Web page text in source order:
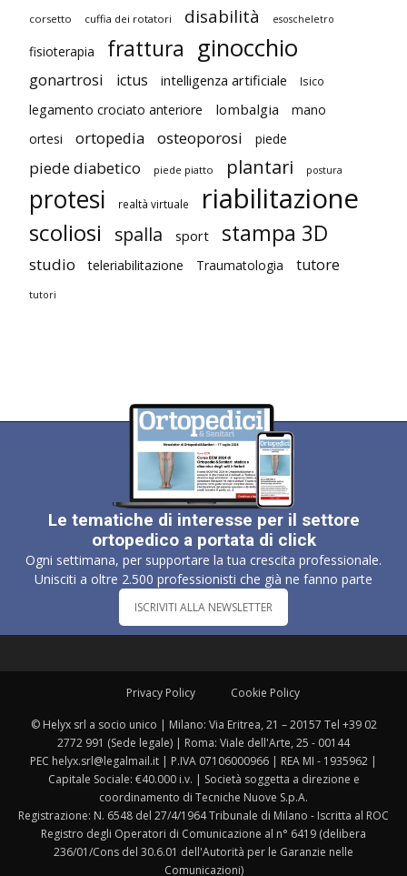
corsetto cuffia dei rotatori disabilità esoscheletro
fisioterapia frattura ginocchio
gonartrosi ictus intelligenza artificiale Isico
legamento crociato anteriore lombalgia
mano
ortesi
ortopedia osteoporosi piede
piede diabetico piede piatto plantari postura
protesi realtà virtuale riabilitazione
scoliosi spalla sport stampa 3D
studio teleriabilitazione Traumatologia tutore
tutori
Le tematiche di interesse per il settore
ortopedico a portata di click
Ogni settimana, per supportare la tua crescita professionale.
Unisciti a oltre 2.500 professionisti che già ne fanno parte
ISCRIVITI ALLA NEWSLETTER
Privacy Policy Cookie Policy
© Helyx srl a socio unico | Milano: Via Eritrea, 21 – 20157 Tel +39 02
2772 991 (Sede legale) | Roma: Viale dell'Arte, 25 - 00144
PEC helyx.srl@legalmail.it | P.IVA 07106000966 | REA MI - 1935962 |
Capitale Sociale: €40.000 i.v. | Società soggetta a direzione e
coordinamento di Tecniche Nuove S.p.A.
Registrazione: N. 6548 del 27/4/1964 Tribunale di Milano - Iscritta al ROC
Registro degli Operatori di Comunicazione al n° 6419 (delibera
236/01/Cons del 30.6.01 dell'Autorità per le Garanzie nelle
Comunicazioni)